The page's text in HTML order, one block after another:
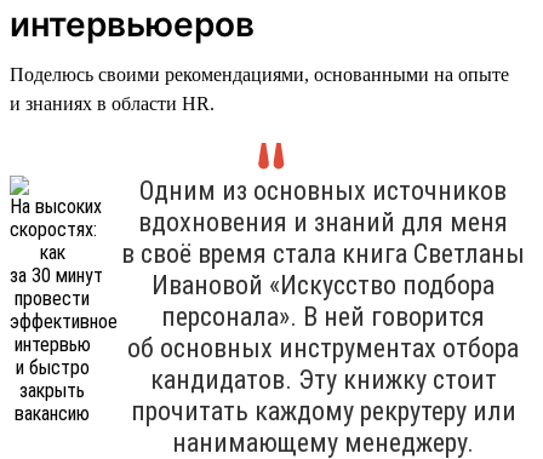
интервьюеров
Поделюсь своими рекомендациями, основанными на опыте
и знаниях в области HR.
Одним из основных источников
вдохновения и знаний для меня
в своё время стала книга Светланы
Ивановой «Искусство подбора
персонала». В ней говорится
об основных инструментах отбора
кандидатов. Эту книжку стоит
прочитать каждому рекрутеру или
нанимающему менеджеру.